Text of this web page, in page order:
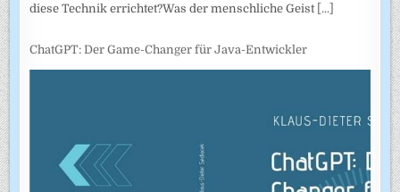
diese Technik errichtet?Was der menschliche Geist [...]
ChatGPT: Der Game-Changer für Java-Entwickler